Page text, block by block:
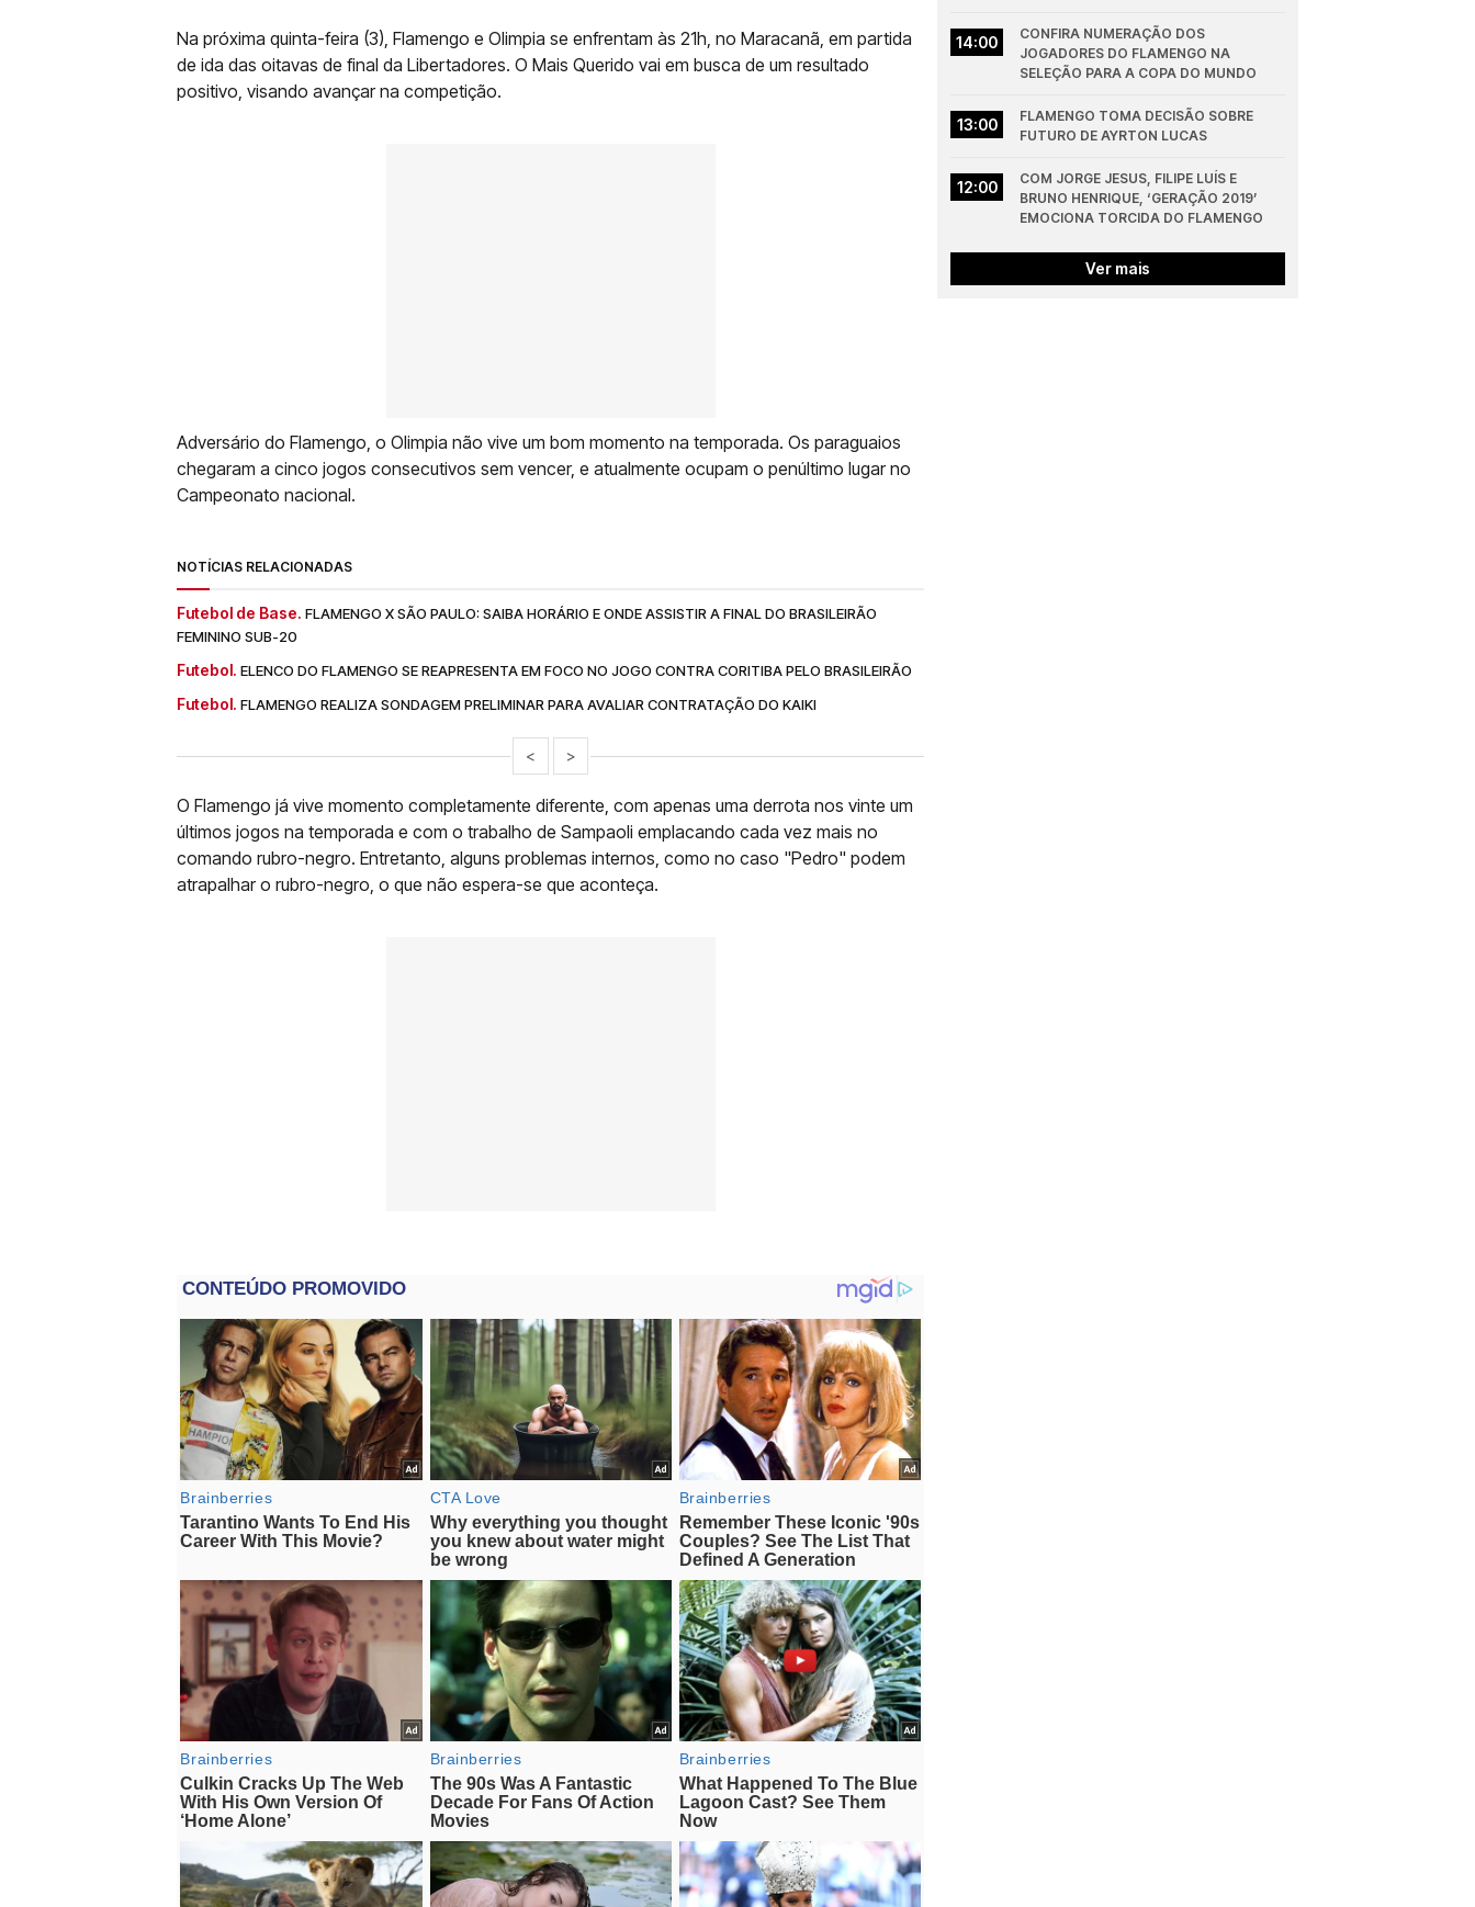
Na próxima quinta-feira (3), Flamengo e Olimpia se enfrentam às 21h, no Maracanã, em partida
de ida das oitavas de final da Libertadores. O Mais Querido vai em busca de um resultado
positivo, visando avançar na competição.
Adversário do Flamengo, o Olimpia não vive um bom momento na temporada. Os paraguaios
chegaram a cinco jogos consecutivos sem vencer, e atualmente ocupam o penúltimo lugar no
Campeonato nacional.
NOTÍCIAS RELACIONADAS
Futebol de Base. FLAMENGO X SÃO PAULO: SAIBA HORÁRIO E ONDE ASSISTIR A FINAL DO BRASILEIRÃO
FEMININO SUB-20
Futebol. ELENCO DO FLAMENGO SE REAPRESENTA EM FOCO NO JOGO CONTRA CORITIBA PELO BRASILEIRÃO
Futebol. FLAMENGO REALIZA SONDAGEM PRELIMINAR PARA AVALIAR CONTRATAÇÃO DO KAIKI
< >
O Flamengo já vive momento completamente diferente, com apenas uma derrota nos vinte um
últimos jogos na temporada e com o trabalho de Sampaoli emplacando cada vez mais no
comando rubro-negro. Entretanto, alguns problemas internos, como no caso "Pedro" podem
atrapalhar o rubro-negro, o que não espera-se que aconteça.
14:00
CONFIRA NUMERAÇÃO DOS
JOGADORES DO FLAMENGO NA
SELEÇÃO PARA A COPA DO MUNDO
13:00
FLAMENGO TOMA DECISÃO SOBRE
FUTURO DE AYRTON LUCAS
12:00
COM JORGE JESUS, FILIPE LUÍS E
BRUNO HENRIQUE, ‘GERAÇÃO 2019’
EMOCIONA TORCIDA DO FLAMENGO
Ver mais